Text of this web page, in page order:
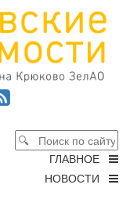
ГЛАВНОЕ
НОВОСТИ